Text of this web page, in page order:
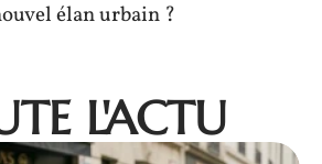
élan urbain ?
L'ACTU